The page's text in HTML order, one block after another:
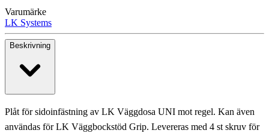
Varumärke
LK Systems
Beskrivning
Plåt för sidoinfästning av LK Väggdosa UNI mot regel. Kan även
användas för LK Väggbockstöd Grip. Levereras med 4 st skruv för